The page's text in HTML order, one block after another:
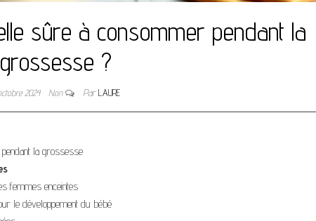
sûre à consommer pendant la
grossesse ?
2024 Non ParLAURE
la grossesse
femmes enceintes
le développement du bébé